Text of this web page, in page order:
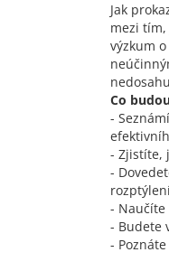
Jak
mezi
výzkum
Co
-
- Zjistíte,
-
- Naučíte
- Budete
-